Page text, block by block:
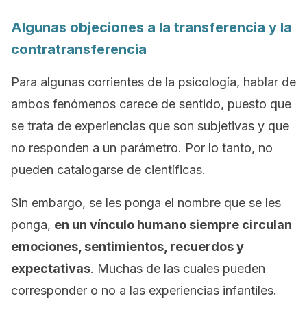
Algunas objeciones a la transferencia y la
contratransferencia
Para algunas corrientes de la psicología, hablar de
ambos fenómenos carece de sentido, puesto que
se trata de experiencias que son subjetivas y que
no responden a un parámetro. Por lo tanto, no
pueden catalogarse de científicas.
Sin embargo, se les ponga el nombre que se les
ponga, en un vínculo humano siempre circulan
emociones, sentimientos, recuerdos y
expectativas. Muchas de las cuales pueden
corresponder o no a las experiencias infantiles.